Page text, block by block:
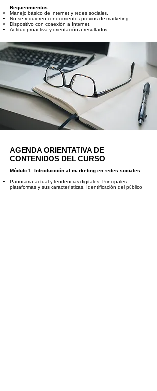
Requerimientos
Manejo básico de Internet y redes sociales.
No se requieren conocimientos previos de marketing.
Dispositivo con conexión a Internet.
Actitud proactiva y orientación a resultados.
AGENDA ORIENTATIVA DE
CONTENIDOS DEL CURSO
Módulo 1: Introducción al marketing en redes sociales
Panorama actual y tendencias digitales. Principales
plataformas y sus características. Identificación del público